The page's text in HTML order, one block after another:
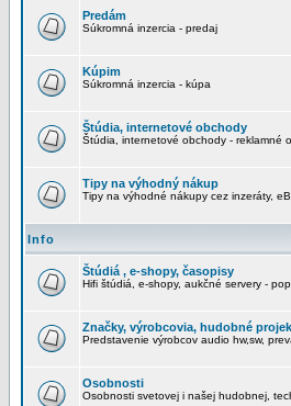
Predám
Súkromná inzercia - predaj
Kúpim
Súkromná inzercia - kúpa
Štúdia, internetové obchody
Štúdia, internetové obchody - reklamné
Tipy na výhodný nákup
Tipy na výhodné nákupy cez inzeráty,
Info
Štúdiá , e-shopy, časopisy
Hifi štúdiá, e-shopy, aukčné servery -
Značky, výrobcovia, hudobné
Predstavenie výrobcov audio hw,sw,
Osobnosti
Osobnosti svetovej i našej hudobnej,